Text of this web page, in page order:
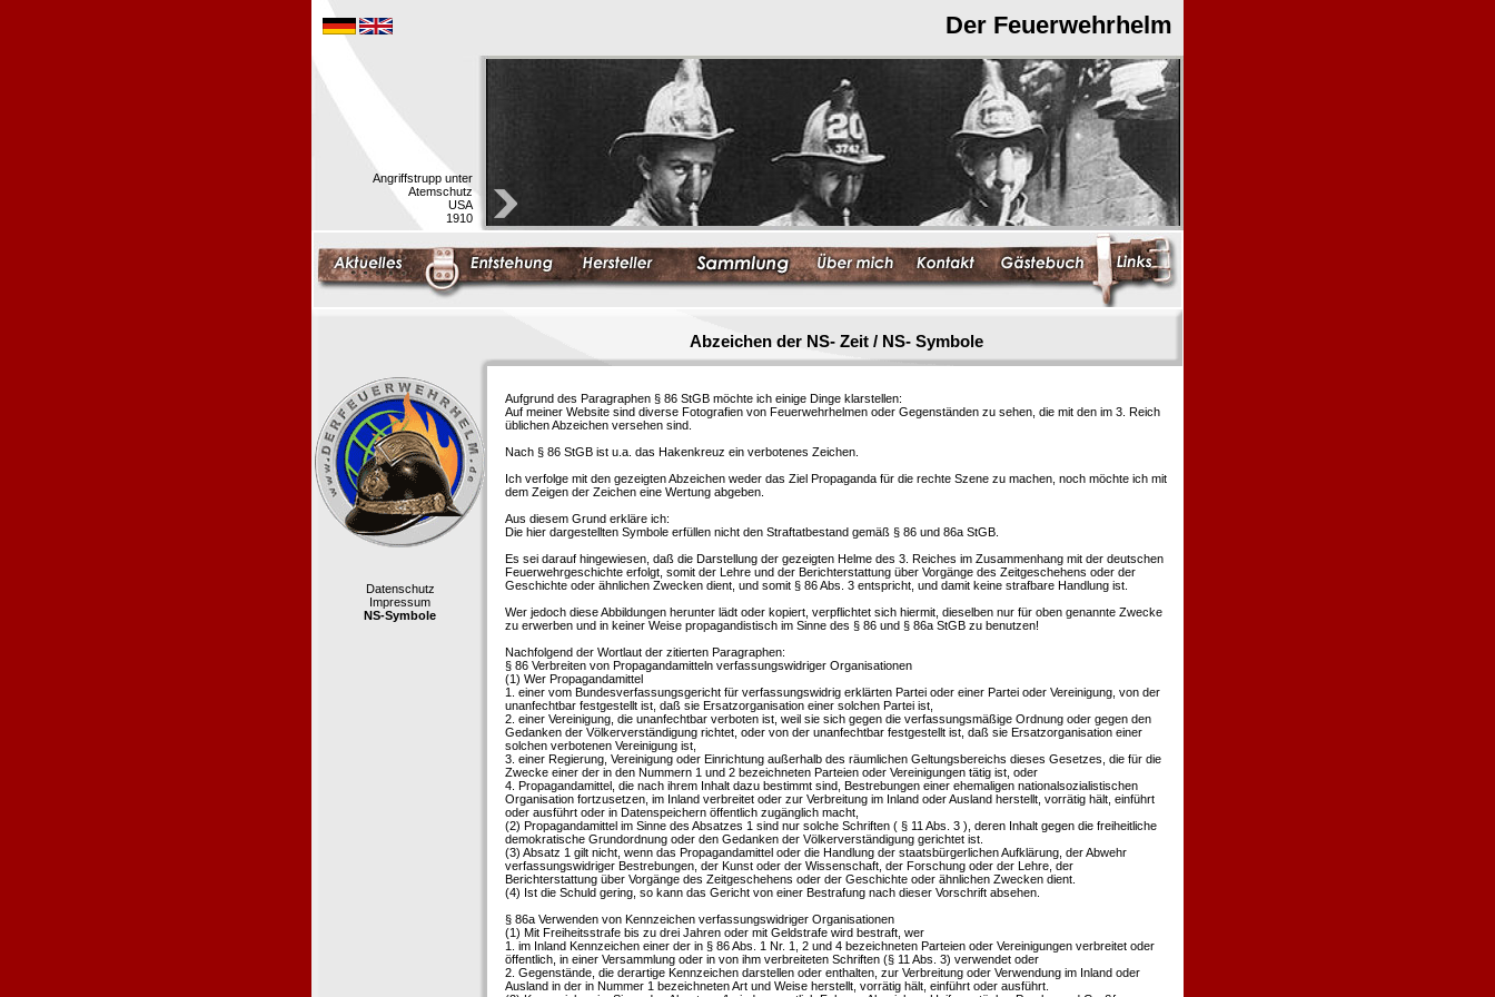
Der Feuerwehrhelm
Angriffstrupp unter
Atemschutz
USA
1910
Abzeichen der NS- Zeit / NS- Symbole
Datenschutz
Impressum
NS-Symbole
Aufgrund des Paragraphen § 86 StGB möchte ich einige Dinge klarstellen:
Auf meiner Website sind diverse Fotografien von Feuerwehrhelmen oder Gegenständen zu sehen, die mit den im 3. Reich
üblichen Abzeichen versehen sind.
Nach § 86 StGB ist u.a. das Hakenkreuz ein verbotenes Zeichen.
Ich verfolge mit den gezeigten Abzeichen weder das Ziel Propaganda für die rechte Szene zu machen, noch möchte ich mit
dem Zeigen der Zeichen eine Wertung abgeben.
Aus diesem Grund erkläre ich:
Die hier dargestellten Symbole erfüllen nicht den Straftatbestand gemäß § 86 und 86a StGB.
Es sei darauf hingewiesen, daß die Darstellung der gezeigten Helme des 3. Reiches im Zusammenhang mit der deutschen
Feuerwehrgeschichte erfolgt, somit der Lehre und der Berichterstattung über Vorgänge des Zeitgeschehens oder der
Geschichte oder ähnlichen Zwecken dient, und somit § 86 Abs. 3 entspricht, und damit keine strafbare Handlung ist.
Wer jedoch diese Abbildungen herunter lädt oder kopiert, verpflichtet sich hiermit, dieselben nur für oben genannte Zwecke
zu erwerben und in keiner Weise propagandistisch im Sinne des § 86 und § 86a StGB zu benutzen!
Nachfolgend der Wortlaut der zitierten Paragraphen:
§ 86 Verbreiten von Propagandamitteln verfassungswidriger Organisationen
(1) Wer Propagandamittel
1. einer vom Bundesverfassungsgericht für verfassungswidrig erklärten Partei oder einer Partei oder Vereinigung, von der
unanfechtbar festgestellt ist, daß sie Ersatzorganisation einer solchen Partei ist,
2. einer Vereinigung, die unanfechtbar verboten ist, weil sie sich gegen die verfassungsmäßige Ordnung oder gegen den
Gedanken der Völkerverständigung richtet, oder von der unanfechtbar festgestellt ist, daß sie Ersatzorganisation einer
solchen verbotenen Vereinigung ist,
3. einer Regierung, Vereinigung oder Einrichtung außerhalb des räumlichen Geltungsbereichs dieses Gesetzes, die für die
Zwecke einer der in den Nummern 1 und 2 bezeichneten Parteien oder Vereinigungen tätig ist, oder
4. Propagandamittel, die nach ihrem Inhalt dazu bestimmt sind, Bestrebungen einer ehemaligen nationalsozialistischen
Organisation fortzusetzen, im Inland verbreitet oder zur Verbreitung im Inland oder Ausland herstellt, vorrätig hält, einführt
oder ausführt oder in Datenspeichern öffentlich zugänglich macht,
(2) Propagandamittel im Sinne des Absatzes 1 sind nur solche Schriften ( § 11 Abs. 3 ), deren Inhalt gegen die freiheitliche
demokratische Grundordnung oder den Gedanken der Völkerverständigung gerichtet ist.
(3) Absatz 1 gilt nicht, wenn das Propagandamittel oder die Handlung der staatsbürgerlichen Aufklärung, der Abwehr
verfassungswidriger Bestrebungen, der Kunst oder der Wissenschaft, der Forschung oder der Lehre, der
Berichterstattung über Vorgänge des Zeitgeschehens oder der Geschichte oder ähnlichen Zwecken dient.
(4) Ist die Schuld gering, so kann das Gericht von einer Bestrafung nach dieser Vorschrift absehen.
§ 86a Verwenden von Kennzeichen verfassungswidriger Organisationen
(1) Mit Freiheitsstrafe bis zu drei Jahren oder mit Geldstrafe wird bestraft, wer
1. im Inland Kennzeichen einer der in § 86 Abs. 1 Nr. 1, 2 und 4 bezeichneten Parteien oder Vereinigungen verbreitet oder
öffentlich, in einer Versammlung oder in von ihm verbreiteten Schriften (§ 11 Abs. 3) verwendet oder
2. Gegenstände, die derartige Kennzeichen darstellen oder enthalten, zur Verbreitung oder Verwendung im Inland oder
Ausland in der in Nummer 1 bezeichneten Art und Weise herstellt, vorrätig hält, einführt oder ausführt.